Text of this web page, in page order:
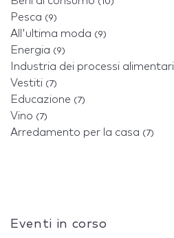
Pesca (9)
All'ultima moda (9)
Energia (9)
Industria dei processi alimentari
Vestiti (7)
Educazione (7)
Vino (7)
Arredamento per la casa (7)
Eventi in corso